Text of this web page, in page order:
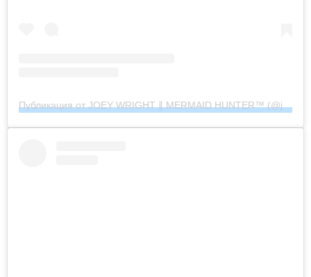
Публикация от JOEY WRIGHT ∥ MERMAID HUNTER™︎ (@joeywrightphoto)